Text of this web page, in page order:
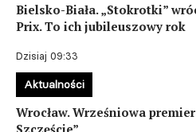
Bielsko-Biała. „Stokrotki”
Prix. To ich jubileuszowy rok
Dzisiaj 09:33
Wrocław. Wrześniowa
Szczęście”
Aktualności